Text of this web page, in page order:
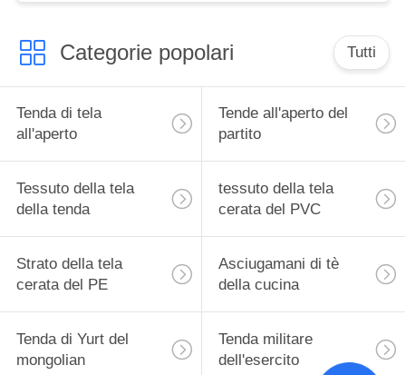
Categorie popolari Tutti
Tenda di tela
all'aperto
Tende all'aperto del
partito
Tessuto della tela
della tenda
tessuto della tela
cerata del PVC
Strato della tela
cerata del PE
Asciugamani di tè
della cucina
Tenda di Yurt del
mongolian
Tenda militare
dell'esercito